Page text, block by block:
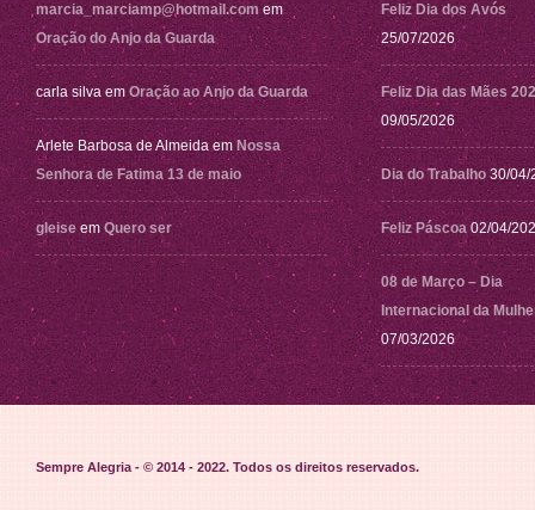
marcia_marciamp@hotmail.com em
Oração do Anjo da Guarda
carla silva em Oração ao Anjo da Guarda
Arlete Barbosa de Almeida em Nossa
Senhora de Fatima 13 de maio
gleise em Quero ser
Feliz Dia dos Avós
25/07/2026
Feliz Dia das Mães
09/05/2026
Dia do Trabalho 30/04/
Feliz Páscoa 02/04/
08 de Março – Dia
Internacional da
07/03/2026
Sempre Alegria - © 2014 - 2022. Todos os direitos reservados.